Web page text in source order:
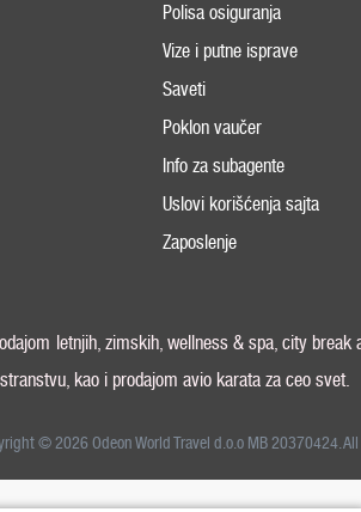
Polisa osiguranja
Vize i putne isprave
Saveti
Poklon vaučer
Info za subagente
Uslovi korišćenja sajta
Zaposlenje
letnjih, zimskih, wellness & spa, city break
kao i prodajom avio karata za ceo svet.
© 2026 Odeon World Travel d.o.o MB 20370424.